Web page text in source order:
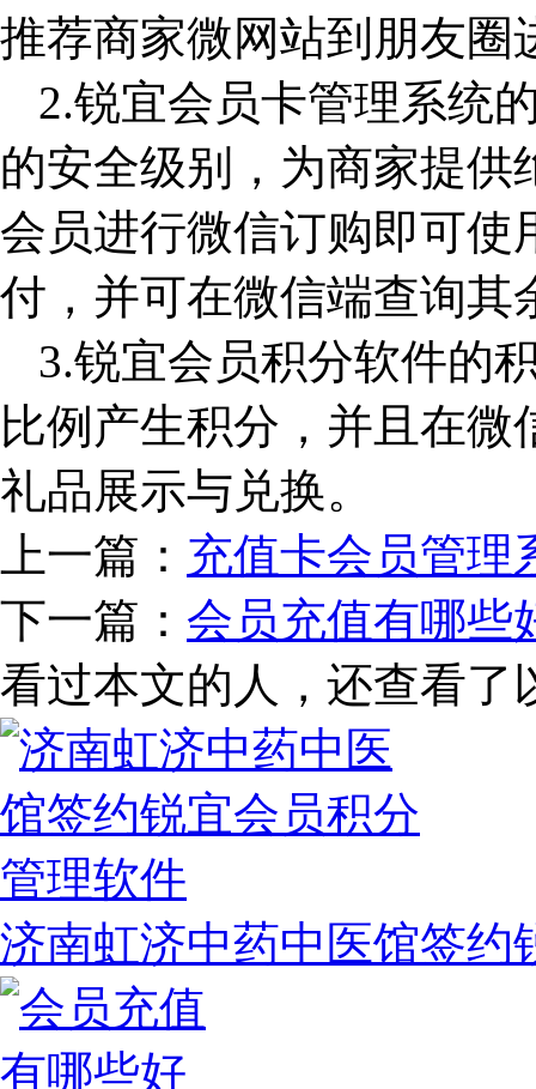
推荐商家微网站到朋友圈
2.锐宜会员卡管理系统
的安全级别，为商家提
会员进行微信订购即可使
付，并可在微信端查询其
3.锐宜会员积分软件的
比例产生积分，并且在
礼品展示与兑换。
上一篇： 充值卡会员管理
下一篇： 会员充值有哪些
看过本文的人，还查看了
济南虹济中药中医馆签约